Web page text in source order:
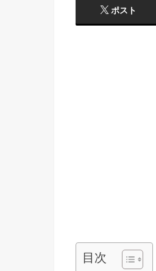
ポスト
目次